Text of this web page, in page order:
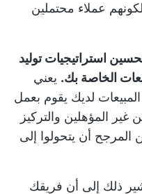
عملاء محتملين
استراتيجيات توليد
الخاصة بك. يعني
لديك يقوم بعمل
غير المؤهلين والتركيز
المرجح أن يتحولوا إلى
ذلك إلى أن فريقك